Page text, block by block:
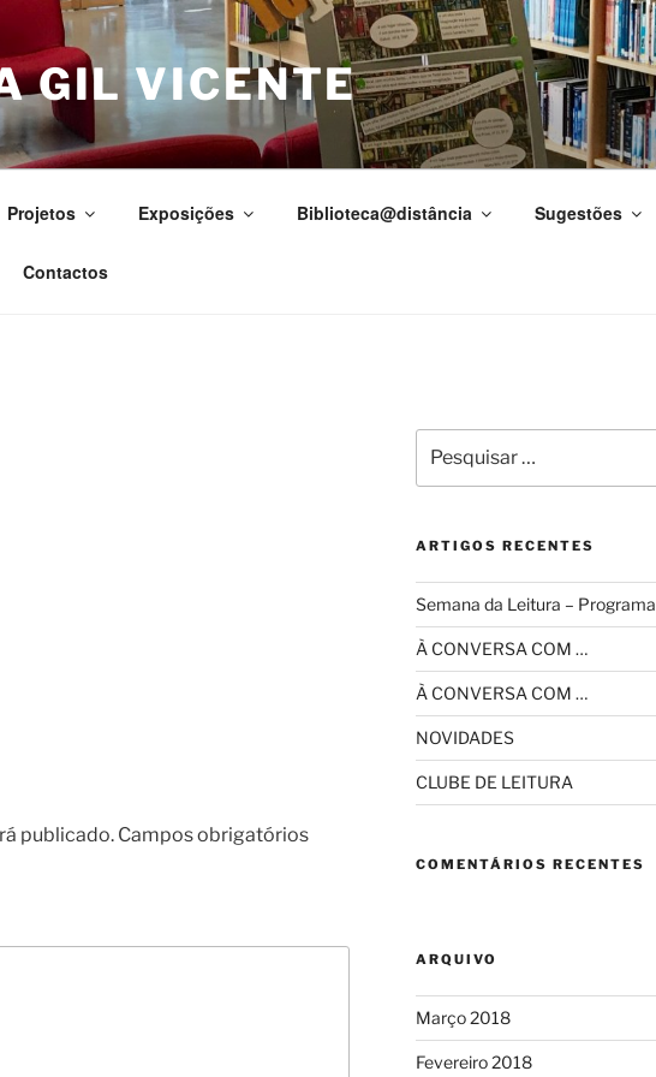
GIL VICENTE
Projetos Exposições Biblioteca@distância Sugestões
Contactos
publicado. Campos obrigatórios
por:
ARTIGOS RECENTES
Semana da Leitura – Programa
À CONVERSA COM …
À CONVERSA COM …
NOVIDADES
CLUBE DE LEITURA
COMENTÁRIOS RECENTES
ARQUIVO
Março 2018
Fevereiro 2018